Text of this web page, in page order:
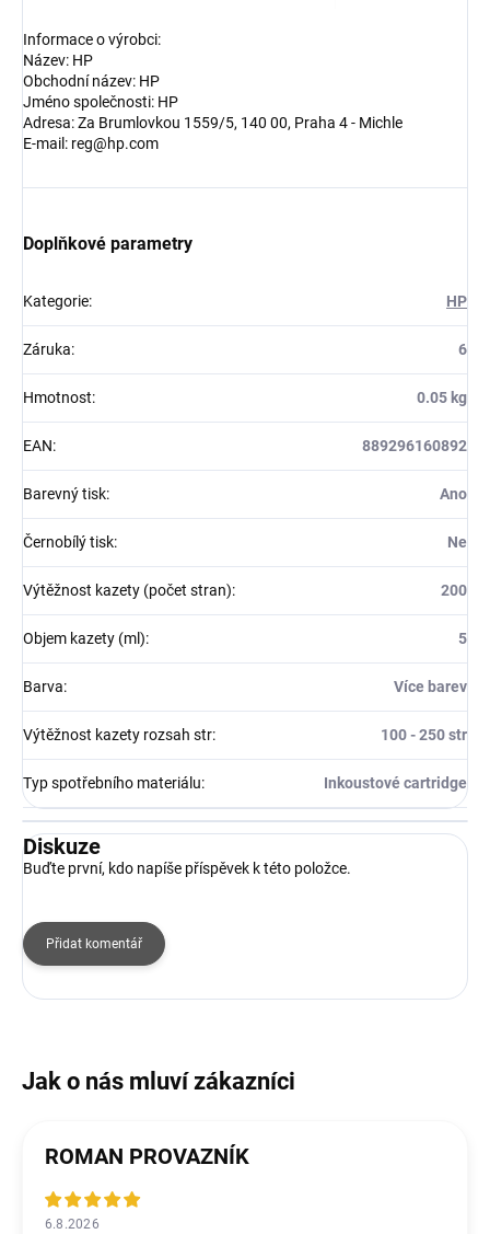
Informace o výrobci:
Název: HP
Obchodní název: HP
Jméno společnosti: HP
Adresa: Za Brumlovkou 1559/5, 140 00, Praha 4 - Michle
E-mail: reg@hp.com
Doplňkové parametry
Kategorie: HP
Záruka: 6
Hmotnost: 0.05 kg
EAN: 889296160892
Barevný tisk: Ano
Černobílý tisk: Ne
Výtěžnost kazety (počet stran): 200
Objem kazety (ml): 5
Barva: Více barev
Výtěžnost kazety rozsah str: 100 - 250 str
Typ spotřebního materiálu: Inkoustové cartridge
Diskuze
Buďte první, kdo napíše příspěvek k této položce.
Přidat komentář
ROMAN PROVAZNÍK
6.8.2026